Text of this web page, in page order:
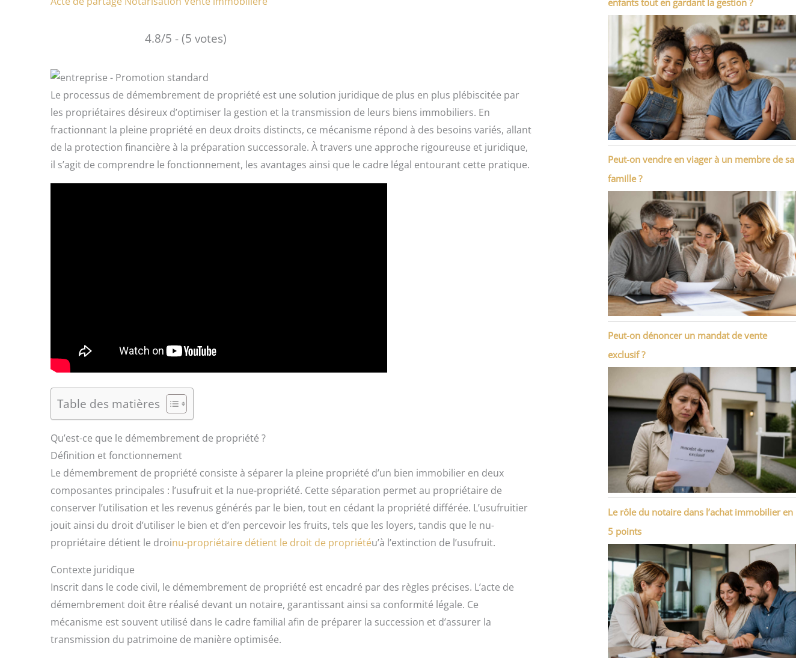
4.8/5 - (5 votes)
Le processus de démembrement de propriété est une solution juridique de plus en plus plébiscitée par
les propriétaires désireux d’optimiser la gestion et la transmission de leurs biens immobiliers. En
fractionnant la pleine propriété en deux droits distincts, ce mécanisme répond à des besoins variés, allant
de la protection financière à la préparation successorale. À travers une approche rigoureuse et juridique,
il s’agit de comprendre le fonctionnement, les avantages ainsi que le cadre légal entourant cette pratique.
Table des matières
Qu’est-ce que le démembrement de propriété ?
Définition et fonctionnement
Le démembrement de propriété consiste à séparer la pleine propriété d’un bien immobilier en deux
composantes principales : l’usufruit et la nue-propriété. Cette séparation permet au propriétaire de
conserver l’utilisation et les revenus générés par le bien, tout en cédant la propriété différée. L’usufruitier
jouit ainsi du droit d’utiliser le bien et d’en percevoir les fruits, tels que les loyers, tandis que le nu-
propriétaire détient le droinu-propriétaire détient le droit de propriétéu’à l’extinction de l’usufruit.
Contexte juridique
Inscrit dans le code civil, le démembrement de propriété est encadré par des règles précises. L’acte de
démembrement doit être réalisé devant un notaire, garantissant ainsi sa conformité légale. Ce
mécanisme est souvent utilisé dans le cadre familial afin de préparer la succession et d’assurer la
transmission du patrimoine de manière optimisée.
Peut-on vendre en viager à un membre de sa
famille ?
Peut-on dénoncer un mandat de vente
exclusif ?
Le rôle du notaire dans l’achat immobilier en
5 points